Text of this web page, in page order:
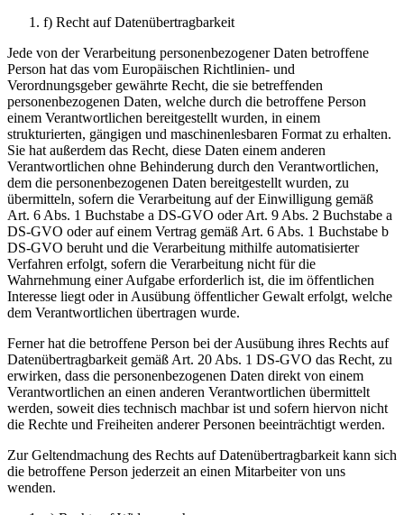
f) Recht auf Datenübertragbarkeit
Jede von der Verarbeitung personenbezogener Daten betroffene
Person hat das vom Europäischen Richtlinien- und
Verordnungsgeber gewährte Recht, die sie betreffenden
personenbezogenen Daten, welche durch die betroffene Person
einem Verantwortlichen bereitgestellt wurden, in einem
strukturierten, gängigen und maschinenlesbaren Format zu erhalten.
Sie hat außerdem das Recht, diese Daten einem anderen
Verantwortlichen ohne Behinderung durch den Verantwortlichen,
dem die personenbezogenen Daten bereitgestellt wurden, zu
übermitteln, sofern die Verarbeitung auf der Einwilligung gemäß
Art. 6 Abs. 1 Buchstabe a DS-GVO oder Art. 9 Abs. 2 Buchstabe a
DS-GVO oder auf einem Vertrag gemäß Art. 6 Abs. 1 Buchstabe b
DS-GVO beruht und die Verarbeitung mithilfe automatisierter
Verfahren erfolgt, sofern die Verarbeitung nicht für die
Wahrnehmung einer Aufgabe erforderlich ist, die im öffentlichen
Interesse liegt oder in Ausübung öffentlicher Gewalt erfolgt, welche
dem Verantwortlichen übertragen wurde.
Ferner hat die betroffene Person bei der Ausübung ihres Rechts auf
Datenübertragbarkeit gemäß Art. 20 Abs. 1 DS-GVO das Recht, zu
erwirken, dass die personenbezogenen Daten direkt von einem
Verantwortlichen an einen anderen Verantwortlichen übermittelt
werden, soweit dies technisch machbar ist und sofern hiervon nicht
die Rechte und Freiheiten anderer Personen beeinträchtigt werden.
Zur Geltendmachung des Rechts auf Datenübertragbarkeit kann sich
die betroffene Person jederzeit an einen Mitarbeiter von uns
wenden.